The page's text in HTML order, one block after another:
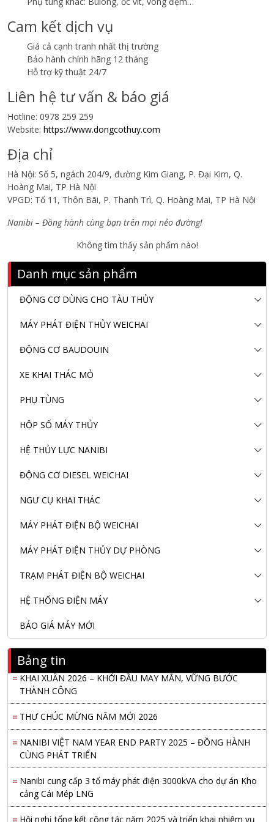
Danh mục sản phẩm
ĐỘNG CƠ DÙNG CHO TÀU THỦY
MÁY PHÁT ĐIỆN THỦY WEICHAI
ĐỘNG CƠ BAUDOUIN
XE KHAI THÁC MỎ
PHỤ TÙNG
HỘP SỐ MÁY THỦY
HỆ THỦY LỰC NANIBI
ĐỘNG CƠ DIESEL WEICHAI
NGƯ CỤ KHAI THÁC
MÁY PHÁT ĐIỆN BỘ WEICHAI
MÁY PHÁT ĐIỆN THỦY DỰ PHÒNG
TRẠM PHÁT ĐIỆN BỘ WEICHAI
HỆ THỐNG ĐIỆN MÁY
BÁO GIÁ MÁY MỚI
Bảng tin
Nanibi Cung Cấp Động Cơ Weichai Cho Tàu Vận Tải Minh
Tú 29
KHAI XUÂN 2026 – KHỞI ĐẦU MAY MẮN, VỮNG BƯỚC
THÀNH CÔNG
THƯ CHÚC MỪNG NĂM MỚI 2026
NANIBI VIỆT NAM YEAR END PARTY 2025 – ĐỒNG HÀNH
CÙNG PHÁT TRIỂN
Nanibi cung cấp 3 tổ máy phát điện 3000kVA cho dự án Kho
cảng Cái Mép LNG
Hội nghị tổng kết công tác năm 2025 và triển khai nhiệm vụ
Cam kết dịch vụ
Giá cả cạnh tranh nhất thị trường
Bảo hành chính hãng 12 tháng
Hỗ trợ kỹ thuật 24/7
Liên hệ tư vấn & báo giá
Hotline: 0978 259 259
Website: https://www.dongcothuy.com
Địa chỉ
Hà Nội: Số 5, ngách 204/9, đường Kim Giang, P. Đại Kim, Q.
Hoàng Mai, TP Hà Nội
VPGD: Tổ 11, Thôn Bãi, P. Thanh Trì, Q. Hoàng Mai, TP Hà Nội
Nanibi – Đồng hành cùng bạn trên mọi nẻo đường!
Không tìm thấy sản phẩm nào!